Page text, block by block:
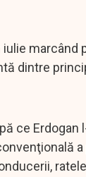
marcând
dintre
ce Erdogan